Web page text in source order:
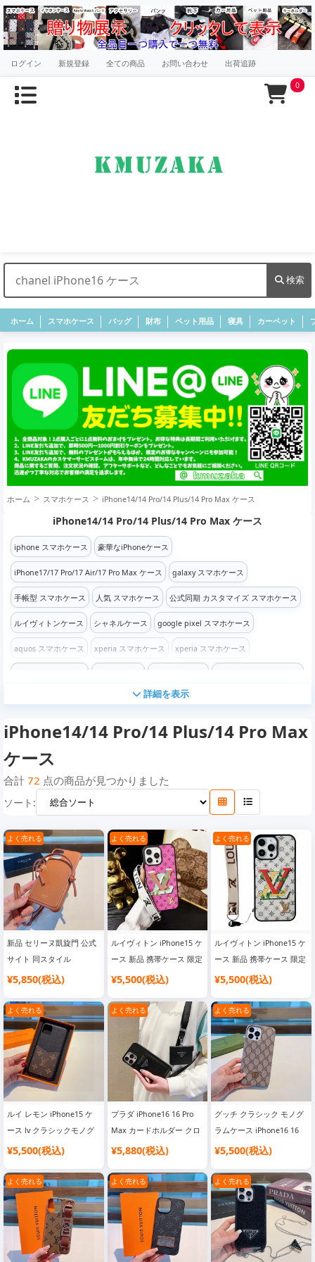
ログイン 新規登録 全ての商品 お問い合わせ 出荷追跡
0
検索
ホーム スマホケース バッグ 財布 ペット用品 寝具 カーペット
ホーム スマホケース iPhone14/14 Pro/14 Plus/14 Pro Max ケース
iPhone14/14 Pro/14 Plus/14 Pro Max ケース
iphone スマホケース 豪華なiPhoneケース
iPhone17/17 Pro/17 Air/17 Pro Max ケース galaxy スマホケース
手帳型 スマホケース 人気 スマホケース 公式同期 カスタマイズ スマホケース
ルイヴィトンケース シャネルケース google pixel スマホケース
aquos スマホケース xperia スマホケース xperia スマホケース
エムシーエムケース
ディオールケース セリーヌケース アディダスケース ナイキケース
フェンディケース ステューシーケース
オフホワイトケース ロエベケース モスキーノケース
マイケルコースケース ゴヤールケース カウズケース
ヴィヴィアン ウエストウッケース
iPhone16/16 Pro/16e/16 Plus/16 Pro Max ケース
iPhone 16 / 16 Pro / 16 Plus / 16 Pro Max ケース
iPhone14/14 Pro/14 Plus/14 Pro Max ケース
iPhone13/13 Pro/13 mini/13 Pro Max ケース
iPhone12/12 Pro/12 mini/12 Pro Max ケース
iPhone11/11 Pro/11 Pro Max ケース iPhone X / XR / XS / XS Max ケース
iPhone 7 / 7 Plus / 8 / 8 Plus ケース iPhone 6 / 6 Plus / 6s / 6s Plus ケース
Galaxy Sシリーズケース Galaxy Zシリーズケース Galaxy Noteシリーズケース
Galaxy Aシリーズケース Google Pixel 9/9Pro/9Pro XL/9Pro Foldケース
Google Pixel 8 / 8 Pro / 8A ケース Google Pixel 7 / 7 Pro / 7A ケース
Google Pixel 6 / 6 Pro / 6A ケース シャオミ Xiaomi スマホケース
ミュウミュウケース
詳細を表示
iPhone14/14 Pro/14 Plus/14 Pro Max
ケース
合計 72 点の商品が見つかりました
ソート:
よく売れる
新品 セリーヌ凱旋門 公式
サイト 同スタイル
iPhone15ケース セリーヌ
ディ携帯電話ケース、ファ
ッション業界のダークホー
ス【強い】
¥5,850(税込)
よく売れる
ルイヴィトン iPhone15 ケ
ース 新品 携帯ケース 限定
版 公式サイト 公式サイト
ラップ 携帯電話ケース
¥5,500(税込)
よく売れる
ルイヴィトン iPhone15 ケ
ース 新品 携帯ケース 限定
版 公式サイト 公式サイト
ラップ 携帯電話ケース
¥5,500(税込)
よく売れる
ルイ レモン iPhone15 ケ
ース lv クラシックモノグ
ラムフォンケース、モノグ
ンケース、公式ウェブサイ
ト同期
¥5,500(税込)
よく売れる
プラダ iPhone16 16 Pro
Max カードホルダー クロ
スボディキット メタルロ
フトエッジプラダオールイ
ンクルーシブ携帯電話ケー
ス
¥5,880(税込)
よく売れる
グッチ クラシック モノグ
ラムケース iPhone16 16
Pro Maxケース、メタルス
帯電話ケース、公式サイト
にて同時発売
¥5,500(税込)
よく売れる よく売れる よく売れる